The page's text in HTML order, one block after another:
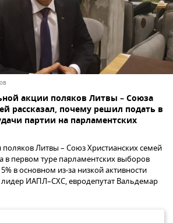
акции поляков Литвы – Союза
рассказал, почему решил подать в
партии на парламентских
поляков Литвы – Союз Христианских семей
первом туре парламентских выборов
в основном из-за низкой активности
лидер ИАПЛ–СХС, евродепутат Вальдемар